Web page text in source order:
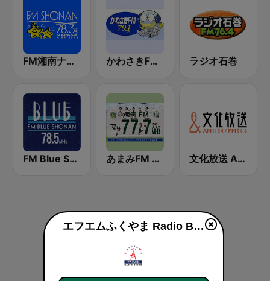
FM湘南ナパサ (FM Shonan Napasa) かわさきFM (FM K-City) ラジオ石巻
FM Blue Shonan あまみFM ディ! (Amami FM) 文化放送 AM 1134 (Nippon Cultural Broadcasting)
エフエムふくやま Radio Bingo